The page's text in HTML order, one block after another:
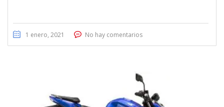
1 enero, 2021 No hay comentarios